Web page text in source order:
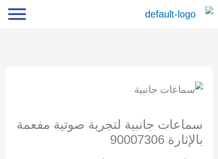
تخطي
سماعات جانبية لتجربة صوتية مفعمة
بالإثارة 90007306